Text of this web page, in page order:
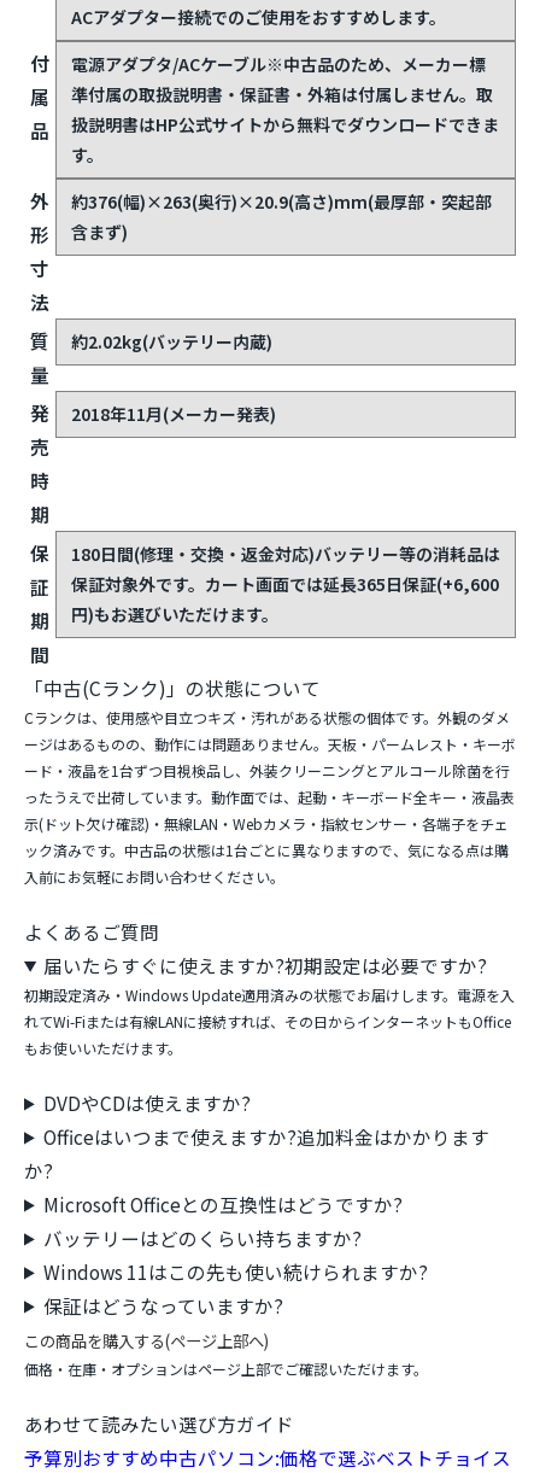
ACアダプター接続でのご使用をおすすめします。
付
属
品
電源アダプタ/ACケーブル※中古品のため、メーカー標
準付属の取扱説明書・保証書・外箱は付属しません。取
扱説明書はHP公式サイトから無料でダウンロードできま
す。
外
形
寸
法
約376(幅)×263(奥行)×20.9(高さ)mm(最厚部・突起部
含まず)
質
量
約2.02kg(バッテリー内蔵)
発
売
時
期
2018年11月(メーカー発表)
保
証
期
間
180日間(修理・交換・返金対応)バッテリー等の消耗品は
保証対象外です。カート画面では延長365日保証(+6,600
円)もお選びいただけます。
「中古(Cランク)」の状態について
Cランクは、使用感や目立つキズ・汚れがある状態の個体です。外観のダメ
ージはあるものの、動作には問題ありません。天板・パームレスト・キーボ
ード・液晶を1台ずつ目視検品し、外装クリーニングとアルコール除菌を行
ったうえで出荷しています。動作面では、起動・キーボード全キー・液晶表
示(ドット欠け確認)・無線LAN・Webカメラ・指紋センサー・各端子をチェ
ック済みです。中古品の状態は1台ごとに異なりますので、気になる点は購
入前にお気軽にお問い合わせください。
よくあるご質問
届いたらすぐに使えますか?初期設定は必要ですか?
初期設定済み・Windows Update適用済みの状態でお届けします。電源を入
れてWi-Fiまたは有線LANに接続すれば、その日からインターネットもOffice
もお使いいただけます。
DVDやCDは使えますか?
Officeはいつまで使えますか?追加料金はかかります
か?
Microsoft Officeとの互換性はどうですか?
バッテリーはどのくらい持ちますか?
Windows 11はこの先も使い続けられますか?
保証はどうなっていますか?
この商品を購入する(ページ上部へ)
価格・在庫・オプションはページ上部でご確認いただけます。
あわせて読みたい選び方ガイド
予算別おすすめ中古パソコン:価格で選ぶベストチョイス